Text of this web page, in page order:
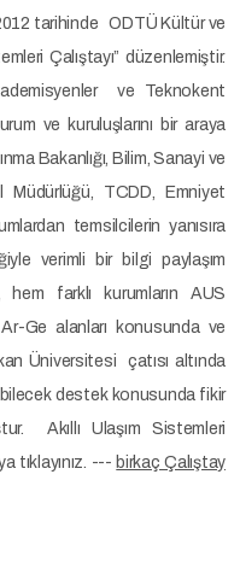
tarihinde ODTÜ Kültür ve
Çalıştayı” düzenlemiştir.
ve Teknokent
ve kuruluşlarını bir araya
Bakanlığı, Bilim, Sanayi ve
Müdürlüğü, TCDD, Emniyet
temsilcilerin yanısıra
verimli bir bilgi paylaşım
farklı kurumların AUS
Ge alanları konusunda ve
Üniversitesi çatısı altında
destek konusunda fikir
Akıllı Ulaşım Sistemleri
tıklayınız. --- birkaç Çalıştay